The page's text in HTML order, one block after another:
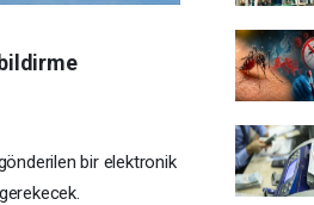
bir elektronik